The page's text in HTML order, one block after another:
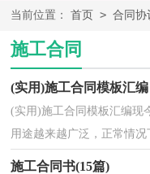
当前位置： 首页 > 合同协
施工合同
(实用)施工合同模板汇编
(实用)施工合同模板汇编现
用途越来越广泛，正常情
施工合同书(15篇)